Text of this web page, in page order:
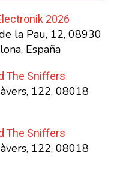
2026
la Pau, 12, 08930
España
The Sniffers
122, 08018
The Sniffers
122, 08018